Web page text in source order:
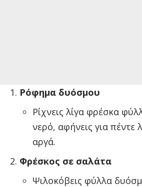
Ρόφημα δυόσμου
Ρίχνεις λίγα φρέσκα
νερό, αφήνεις για πέντε
αργά.
Φρέσκος σε σαλάτα
Ψιλοκόβεις φύλλα